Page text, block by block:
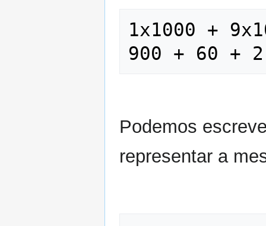
1x1000 +
Podemos
representar a